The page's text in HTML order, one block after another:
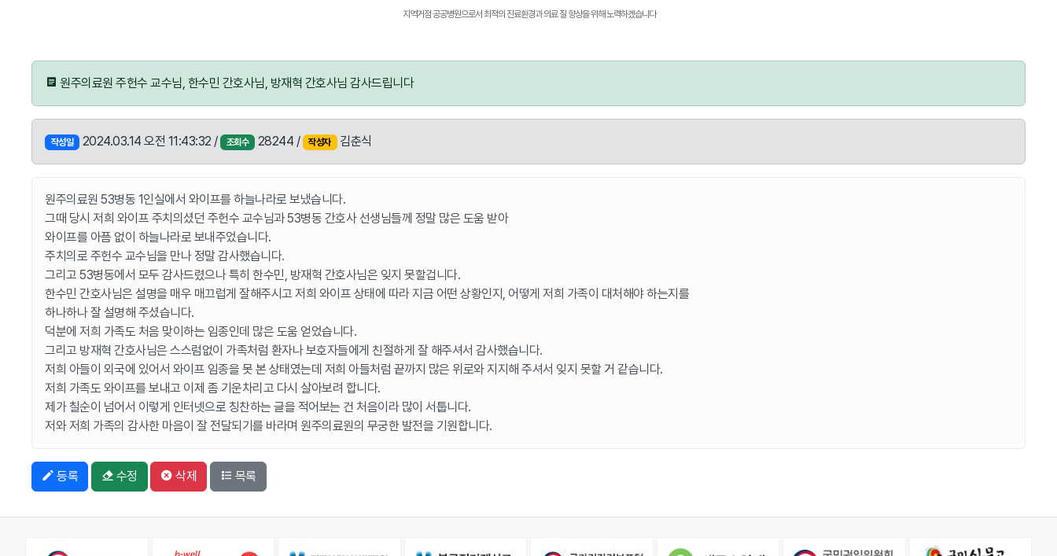
지역거점 공공병원으로서 최적의 진료환경과 의료 질 향상을 위해 노력하겠습니다
원주의료원 주헌수 교수님, 한수민 간호사님, 방재혁 간호사님 감사드립니다
작성일 2024.03.14 오전 11:43:32 / 조회수 28244 / 작성자 김춘식
원주의료원 53병동 1인실에서 와이프를 하늘나라로 보냈습니다.
그때 당시 저희 와이프 주치의셨던 주헌수 교수님과 53병동 간호사 선생님들께 정말 많은 도움 받아
와이프를 아픔 없이 하늘나라로 보내주었습니다.
주치의로 주헌수 교수님을 만나 정말 감사했습니다.
그리고 53병동에서 모두 감사드렸으나 특히 한수민, 방재혁 간호사님은 잊지 못할겁니다.
한수민 간호사님은 설명을 매우 매끄럽게 잘해주시고 저희 와이프 상태에 따라 지금 어떤 상황인지, 어떻게 저희 가족이 대처해야 하는지를
하나하나 잘 설명해 주셨습니다.
덕분에 저희 가족도 처음 맞이하는 임종인데 많은 도움 얻었습니다.
그리고 방재혁 간호사님은 스스럼없이 가족처럼 환자나 보호자들에게 친절하게 잘 해주셔서 감사했습니다.
저희 아들이 외국에 있어서 와이프 임종을 못 본 상태였는데 저희 아들처럼 끝까지 많은 위로와 지지해 주셔서 잊지 못할 거 같습니다.
저희 가족도 와이프를 보내고 이제 좀 기운차리고 다시 살아보려 합니다.
제가 칠순이 넘어서 이렇게 인터넷으로 칭찬하는 글을 적어보는 건 처음이라 많이 서툽니다.
저와 저희 가족의 감사한 마음이 잘 전달되기를 바라며 원주의료원의 무궁한 발전을 기원합니다.
등록 수정 삭제 목록